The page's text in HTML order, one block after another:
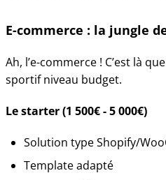
E-commerce : la jungle
Ah, l’e-commerce ! C’est là
sportif niveau budget.
Le starter (1 500€ - 5 000€)
Solution type Shopify/
Template adapté